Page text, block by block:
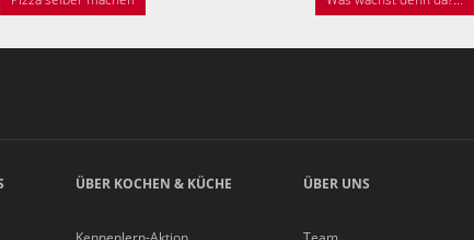
ÜBER KOCHEN & KÜCHE ÜBER UNS